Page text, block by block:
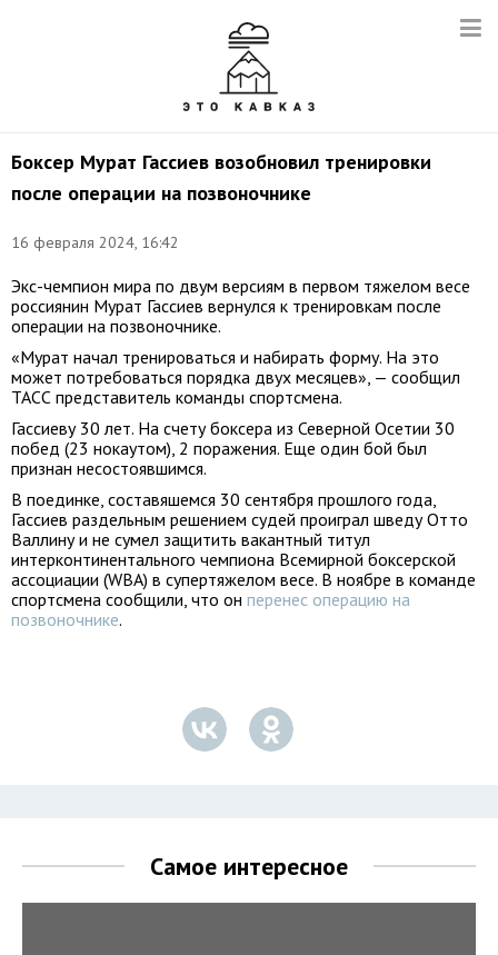
Боксер Мурат Гассиев возобновил тренировки
после операции на позвоночнике
16 февраля 2024, 16:42
Экс-чемпион мира по двум версиям в первом тяжелом весе
россиянин Мурат Гассиев вернулся к тренировкам после
операции на позвоночнике.
«Мурат начал тренироваться и набирать форму. На это
может потребоваться порядка двух месяцев», — сообщил
ТАСС представитель команды спортсмена.
Гассиеву 30 лет. На счету боксера из Северной Осетии 30
побед (23 нокаутом), 2 поражения. Еще один бой был
признан несостоявшимся.
В поединке, составяшемся 30 сентября прошлого года,
Гассиев раздельным решением судей проиграл шведу Отто
Валлину и не сумел защитить вакантный титул
интерконтинентального чемпиона Всемирной боксерской
ассоциации (WBA) в супертяжелом весе. В ноябре в команде
спортсмена сообщили, что он перенес операцию на
позвоночнике.
Самое интересное